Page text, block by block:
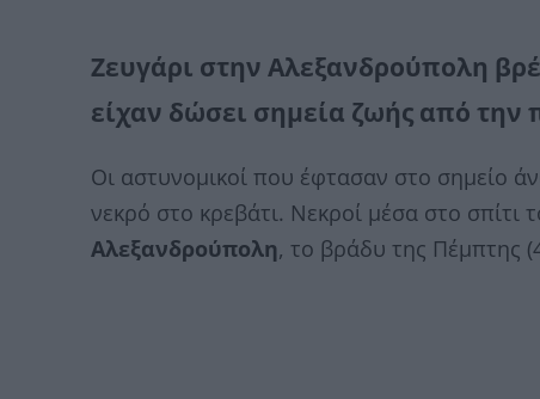
Ζευγάρι στην Αλεξανδρούπολη
είχαν δώσει σημεία ζωής από την
Οι αστυνομικοί που έφτασαν στο σημείο
νεκρό στο κρεβάτι. Νεκροί μέσα στο σπίτι
Αλεξανδρούπολη, το βράδυ της Πέμπτης